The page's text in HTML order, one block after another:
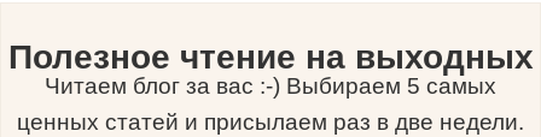
Полезное чтение на выходных
Читаем блог за вас :-) Выбираем 5 самых
ценных статей и присылаем раз в две недели.